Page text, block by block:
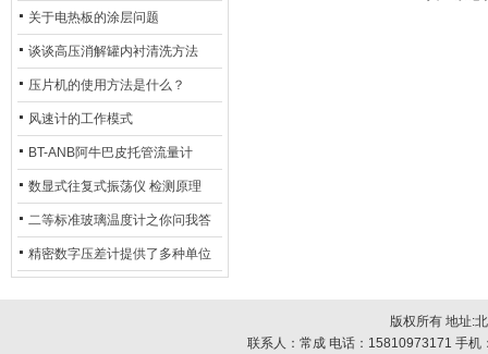
仪使用步骤 —— 开机校准、数据
读取与存储
关于电热板的涂层问题
谈谈高压消解罐内衬清洗方法
压片机的使用方法是什么？
风速计的工作模式
BT-ANB阿牛巴皮托管流量计
数显式往复式振荡仪 检测原理
二等标准玻璃温度计之你问我答
精密数字压差计提供了多种单位
版权所有 地址:
联系人：常成 电话：15810973171 手